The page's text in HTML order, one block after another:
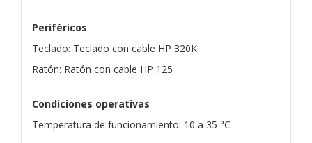
Periféricos
Teclado: Teclado con cable HP 320K
Ratón: Ratón con cable HP 125
Condiciones operativas
Temperatura de funcionamiento: 10 a 35 °C